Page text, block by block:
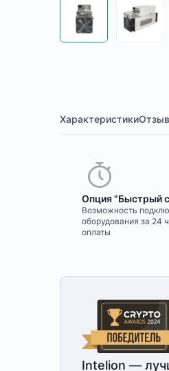
Характеристики
Опция "Быстрый
Возможность
оборудования за 24
оплаты
Intelion —